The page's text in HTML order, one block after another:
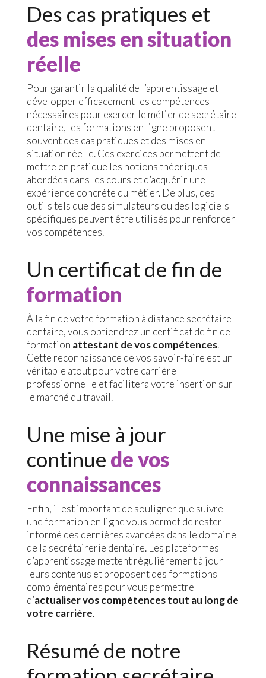
Des cas pratiques et
des mises en situation
réelle
Pour garantir la qualité de l’apprentissage et
développer efficacement les compétences
nécessaires pour exercer le métier de secrétaire
dentaire, les formations en ligne proposent
souvent des cas pratiques et des mises en
situation réelle. Ces exercices permettent de
mettre en pratique les notions théoriques
abordées dans les cours et d’acquérir une
expérience concrète du métier. De plus, des
outils tels que des simulateurs ou des logiciels
spécifiques peuvent être utilisés pour renforcer
vos compétences.
Un certificat de fin de
formation
À la fin de votre formation à distance secrétaire
dentaire, vous obtiendrez un certificat de fin de
formation attestant de vos compétences.
Cette reconnaissance de vos savoir-faire est un
véritable atout pour votre carrière
professionnelle et facilitera votre insertion sur
le marché du travail.
Une mise à jour
continue de vos
connaissances
Enfin, il est important de souligner que suivre
une formation en ligne vous permet de rester
informé des dernières avancées dans le domaine
de la secrétairerie dentaire. Les plateformes
d’apprentissage mettent régulièrement à jour
leurs contenus et proposent des formations
complémentaires pour vous permettre
d’actualiser vos compétences tout au long de
votre carrière.
Résumé de notre